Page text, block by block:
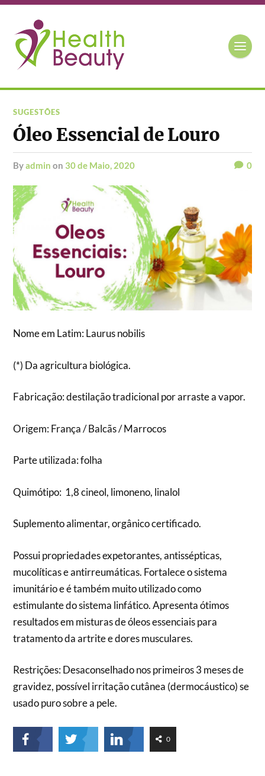
SUGESTÕES
Óleo Essencial de Louro
byadmin on 30 de Maio, 2020 0
Nome em Latim: Laurus nobilis
(*) Da agricultura biológica.
Fabricação: destilação tradicional por arraste a vapor.
Origem: França / Balcãs / Marrocos
Parte utilizada: folha
Quimótipo: 1,8 cineol, limoneno, linalol
Suplemento alimentar, orgânico certificado.
Possui propriedades expetorantes, antissépticas,
mucolíticas e antirreumáticas. Fortalece o sistema
imunitário e é também muito utilizado como
estimulante do sistema linfático. Apresenta ótimos
resultados em misturas de óleos essenciais para
tratamento da artrite e dores musculares.
Restrições: Desaconselhado nos primeiros 3 meses de
gravidez, possível irritação cutânea (dermocáustico) se
usado puro sobre a pele.
0